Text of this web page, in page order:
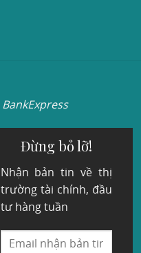
BankExpress
Đừng bỏ lỡ!
Nhận bản tin về thị
trường tài chính, đầu
tư hàng tuần